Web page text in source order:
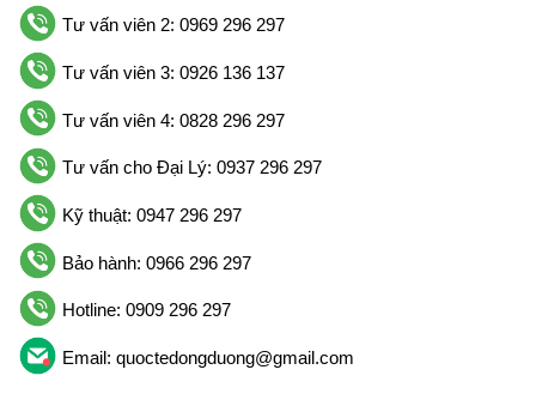
Tư vấn viên 2: 0969 296 297
Tư vấn viên 3: 0926 136 137
Tư vấn viên 4: 0828 296 297
Tư vấn cho Đại Lý: 0937 296 297
Kỹ thuật: 0947 296 297
Bảo hành: 0966 296 297
Hotline: 0909 296 297
Email: quoctedongduong@gmail.com